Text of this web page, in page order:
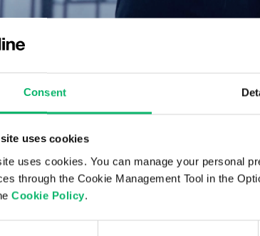
Consent
uses cookies
uses cookies. You can manage your personal
through the Cookie Management Tool in the
Cookie Policy.